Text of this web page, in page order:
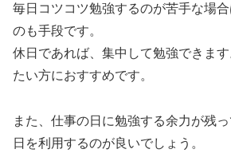
毎日コツコツ勉強するのが苦手な場
のも手段です。
休日であれば、集中して勉強できま
たい方におすすめです。
また、仕事の日に勉強する余力が残
日を利用するのが良いでしょう。